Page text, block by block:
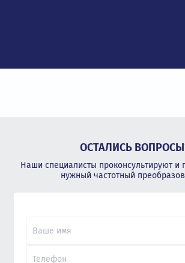
ОСТАЛИСЬ
Наши специалисты проконсультируют и
нужный частотный